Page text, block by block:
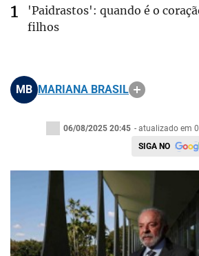
'Paidrastos': quando é o
filhos
MB MARIANA BRASIL
06/08/2025 20:45 - atualizado em
SIGA NO